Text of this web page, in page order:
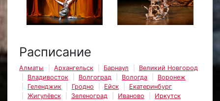
Расписание
Алматы Архангельск Барнаул
Великий Новгород
Владивосток
Волгоград Вологда
Воронеж
Геленджик
Гродно Ейск
Екатеринбург
Жигулёвск
Зеленоград Иваново
Иркутск